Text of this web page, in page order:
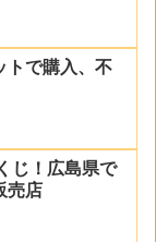
トで購入、不
じ！広島県で
売店